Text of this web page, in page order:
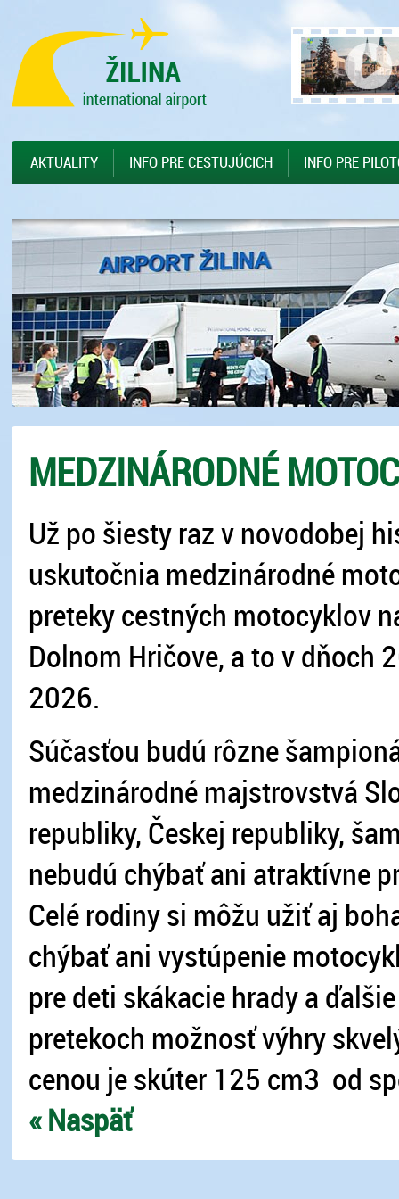
AKTUALITY INFO PRE CESTUJÚCICH INFO PRE
MEDZINÁRODNÉ
Už po šiesty raz v novodobej
uskutočnia medzinárodné
preteky cestných motocyklov
Dolnom Hričove, a to v dňoch
2026.
Súčasťou budú rôzne
medzinárodné majstrovstvá
republiky, Českej republiky,
nebudú chýbať ani atraktívne
Celé rodiny si môžu užiť aj
chýbať ani vystúpenie
pre deti skákacie hrady a
pretekoch možnosť výhry
cenou je skúter 125 cm3 od
« Naspäť